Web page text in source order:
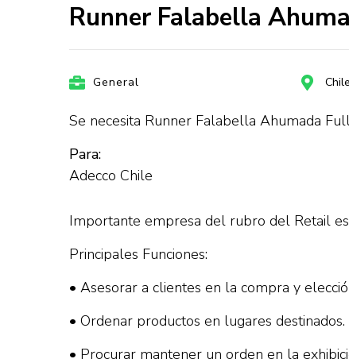
Runner Falabella
General Chile
Se necesita Runner Falabella Ahumada
Para:
Adecco Chile
Importante empresa del rubro del Retail
Principales Funciones:
• Asesorar a clientes en la compra y
• Ordenar productos en lugares destinados.
• Procurar mantener un orden en la